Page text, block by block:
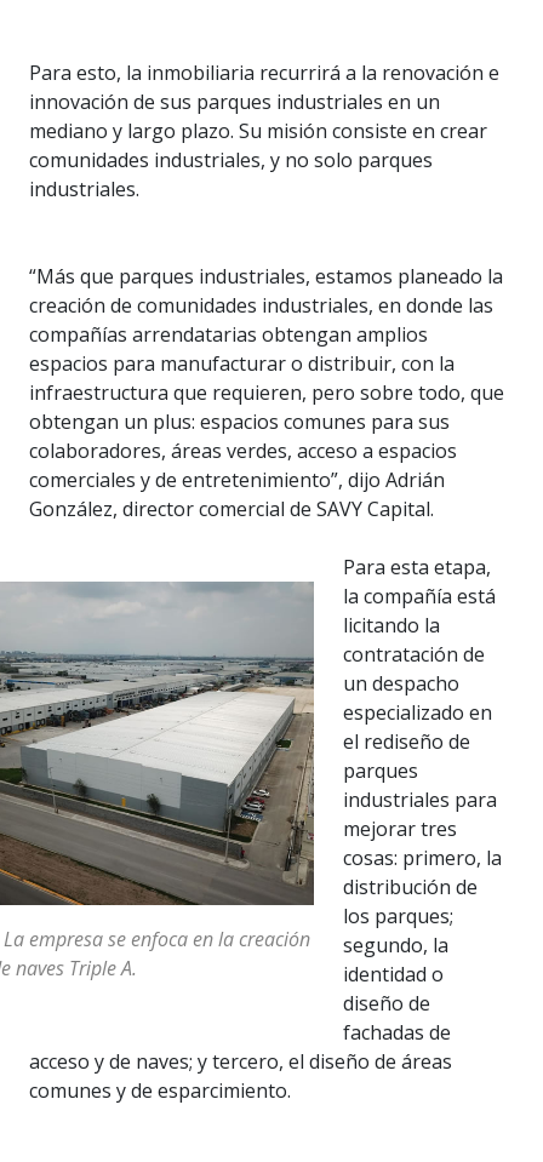
Para esto, la inmobiliaria recurrirá a la renovación e
innovación de sus parques industriales en un
mediano y largo plazo. Su misión consiste en crear
comunidades industriales, y no solo parques
industriales.
“Más que parques industriales, estamos planeado la
creación de comunidades industriales, en donde las
compañías arrendatarias obtengan amplios
espacios para manufacturar o distribuir, con la
infraestructura que requieren, pero sobre todo, que
obtengan un plus: espacios comunes para sus
colaboradores, áreas verdes, acceso a espacios
comerciales y de entretenimiento”, dijo Adrián
González, director comercial de SAVY Capital.
La empresa se enfoca en la creación
naves Triple A.
Para esta etapa,
la compañía está
licitando la
contratación de
un despacho
especializado en
el rediseño de
parques
industriales para
mejorar tres
cosas: primero, la
distribución de
los parques;
segundo, la
identidad o
diseño de
fachadas de
acceso y de naves; y tercero, el diseño de áreas
comunes y de esparcimiento.